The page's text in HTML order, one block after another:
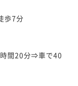
歩7分
間20分⇒車で40